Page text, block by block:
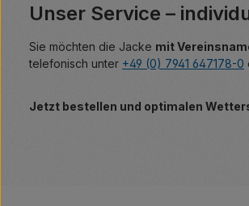
Unser Service –
Sie möchten die Jacke mit
telefonisch unter +49 (0) 7941 647178-0
Jetzt bestellen und optimalen